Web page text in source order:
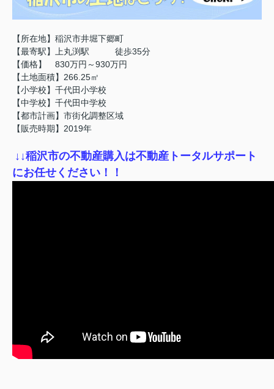
【所在地】稲沢市井堀下郷町
【最寄駅】上丸渕駅 徒歩35分
【価格】 830万円～930万円
【土地面積】266.25㎡
【小学校】千代田小学校
【中学校】千代田中学校
【都市計画】市街化調整区域
【販売時期】2019年
↓ ↓稲沢市の不動産購入は不動産トータルサポート
にお任せください！！